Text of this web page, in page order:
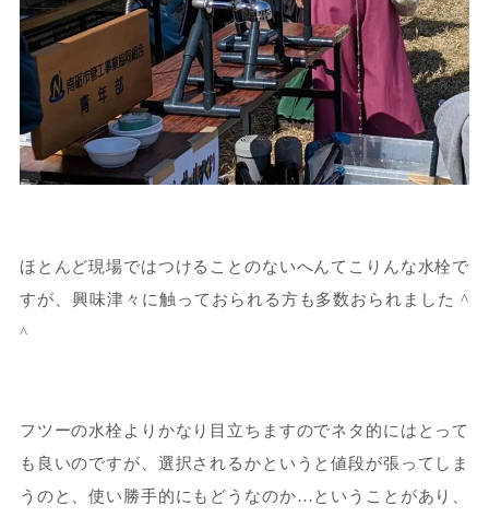
ほとんど現場ではつけることのないへんてこりんな水栓で
すが、興味津々に触っておられる方も多数おられました ^
^
フツーの水栓よりかなり目立ちますのでネタ的にはとって
も良いのですが、選択されるかというと値段が張ってしま
うのと、使い勝手的にもどうなのか…ということがあり、